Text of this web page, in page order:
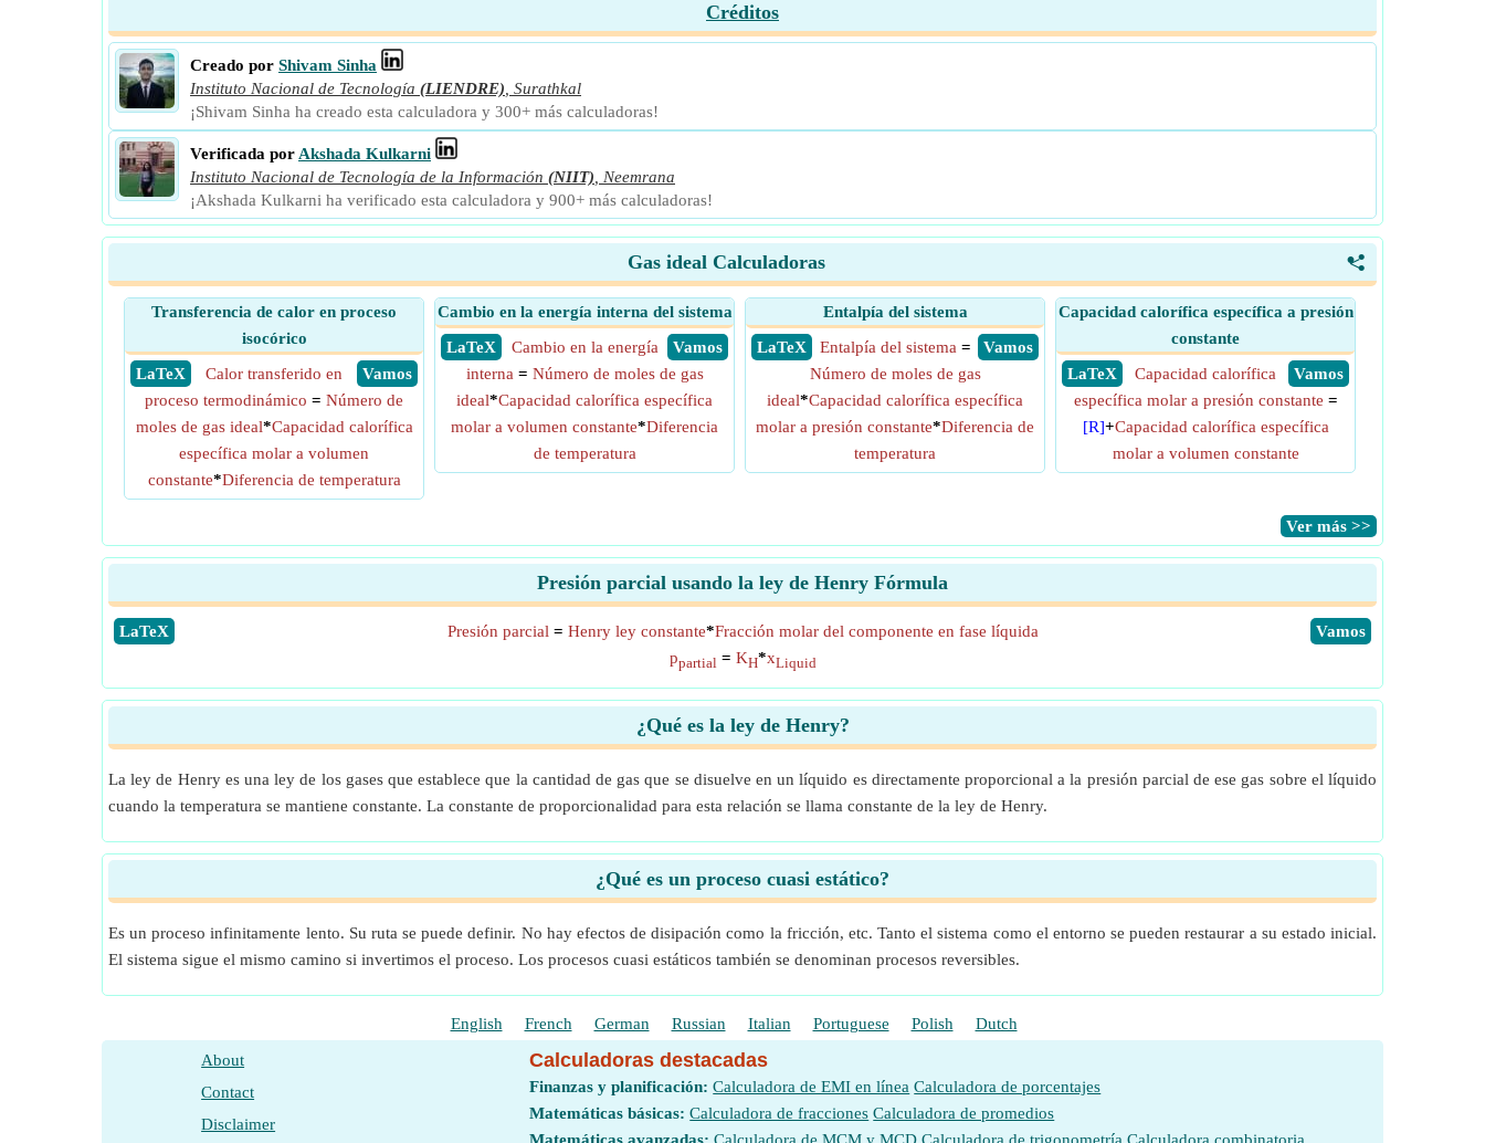
Créditos
Creado por Shivam Sinha
Instituto Nacional de Tecnología (LIENDRE) Surathkal
¡Shivam Sinha ha creado esta calculadora y 300+ más calculadoras!
Verificada por Akshada Kulkarni
Instituto Nacional de Tecnología de la Información (NIIT)
Neemrana
¡Akshada Kulkarni ha verificado esta calculadora y 900+ más calculadoras!
<
Gas ideal Calculadoras
Transferencia de calor en proceso
isocórico
​ LaTeX
​ Vamos
Calor transferido en
proceso termodinámico = Número de
moles de gas ideal*Capacidad calorífica
específica molar a volumen
constante*Diferencia de temperatura
Cambio en la energía interna del sistema
​ LaTeX
​ Vamos
Cambio en la energía
interna = Número de moles de gas
ideal*Capacidad calorífica específica
molar a volumen constante*Diferencia
de temperatura
Entalpía del sistema
​ LaTeX
​ Vamos
Entalpía del sistema =
Número de moles de gas
ideal*Capacidad calorífica específica
molar a presión constante*Diferencia de
temperatura
Capacidad calorífica específica a presión
constante
​ LaTeX
​ Vamos
Capacidad calorífica
específica molar a presión constante =
[R]+Capacidad calorífica específica
molar a volumen constante
​Ver más >>
Presión parcial usando la ley de Henry Fórmula
​LaTeX ​Vamos
Presión parcial = Henry ley constante*Fracción molar del componente en fase líquida
ppartial = KH*xLiquid
¿Qué es la ley de Henry?
La ley de Henry es una ley de los gases que establece que la cantidad de gas que se disuelve en un líquido es directamente proporcional a la presión parcial de ese gas sobre el líquido
cuando la temperatura se mantiene constante. La constante de proporcionalidad para esta relación se llama constante de la ley de Henry.
¿Qué es un proceso cuasi estático?
Es un proceso infinitamente lento. Su ruta se puede definir. No hay efectos de disipación como la fricción, etc. Tanto el sistema como el entorno se pueden restaurar a su estado inicial.
El sistema sigue el mismo camino si invertimos el proceso. Los procesos cuasi estáticos también se denominan procesos reversibles.
English French German Russian Italian Portuguese Polish Dutch
About
Contact
Disclaimer
Calculadoras destacadas
Finanzas y planificación: Calculadora de EMI en línea Calculadora de porcentajes
Matemáticas básicas: Calculadora de fracciones Calculadora de promedios